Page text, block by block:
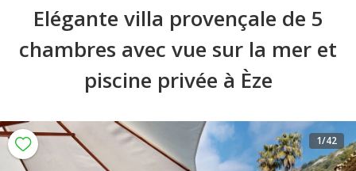
Elégante villa provençale de 5
chambres avec vue sur la mer et
piscine privée à Èze
1/42